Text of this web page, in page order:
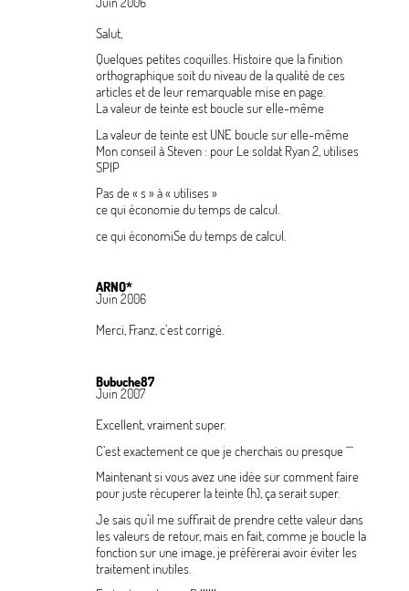
Salut,
Quelques petites coquilles. Histoire que la finition
orthographique soit du niveau de la qualité de ces
articles et de leur remarquable mise en page.
La valeur de teinte est boucle sur elle-même
La valeur de teinte est UNE boucle sur elle-même
Mon conseil à Steven : pour Le soldat Ryan 2, utilises
SPIP
Pas de « s » à « utilises »
ce qui économie du temps de calcul.
ce qui économiSe du temps de calcul.
ARNO*
Juin 2006
Merci, Franz, c’est corrigé.
Bubuche87
Juin 2007
Excellent, vraiment super.
C’est exactement ce que je cherchais ou presque ^^
Maintenant si vous avez une idée sur comment faire
pour juste récuperer la teinte (h), ça serait super.
Je sais qu’il me suffirait de prendre cette valeur dans
les valeurs de retour, mais en fait, comme je boucle la
fonction sur une image, je préfèrerai avoir éviter les
traitement inutiles.